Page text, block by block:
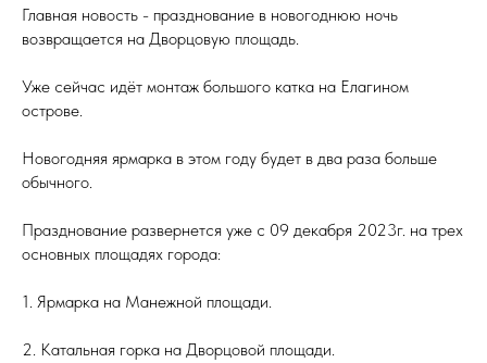
Главная новость - празднование в новогоднюю ночь
возвращается на Дворцовую площадь.
Уже сейчас идёт монтаж большого катка на Елагином
острове.
Новогодняя ярмарка в этом году будет в два раза больше
обычного.
Празднование развернется уже с 09 декабря 2023г. на трех
основных площадях города:
1. Ярмарка на Манежной площади.
2. Катальная горка на Дворцовой площади.